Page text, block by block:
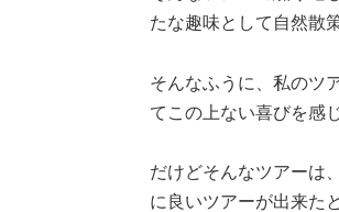
たな趣味として自然散
そんなふうに、私のツ
てこの上ない喜びを感
だけどそんなツアーは
に良いツアーが出来た